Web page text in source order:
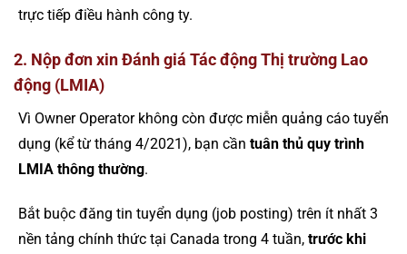
trực tiếp điều hành công ty.
2. Nộp đơn xin Đánh giá Tác động Thị trường Lao
động (LMIA)
Vì Owner Operator không còn được miễn quảng cáo tuyển
dụng (kể từ tháng 4/2021), bạn cần tuân thủ quy trình
LMIA thông thường.
Bắt buộc đăng tin tuyển dụng (job posting) trên ít nhất 3
nền tảng chính thức tại Canada trong 4 tuần, trước khi